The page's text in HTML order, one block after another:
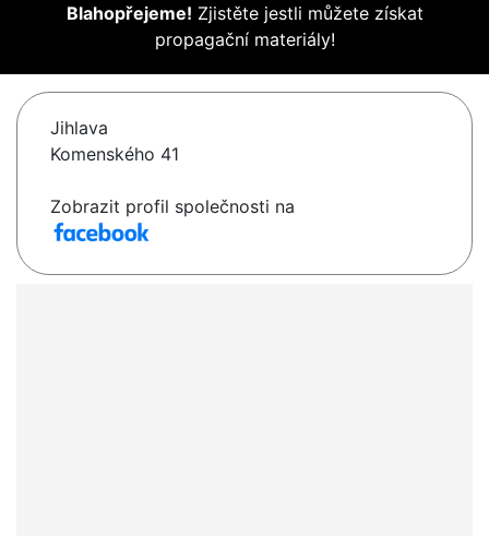
Blahopřejeme! Zjistěte jestli můžete získat
propagační materiály!
Jihlava
Komenského 41
Zobrazit profil společnosti na